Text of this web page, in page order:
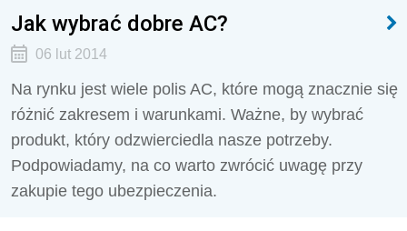
Jak wybrać dobre AC?
06 lut 2014
Na rynku jest wiele polis AC, które mogą znacznie się
różnić zakresem i warunkami. Ważne, by wybrać
produkt, który odzwierciedla nasze potrzeby.
Podpowiadamy, na co warto zwrócić uwagę przy
zakupie tego ubezpieczenia.